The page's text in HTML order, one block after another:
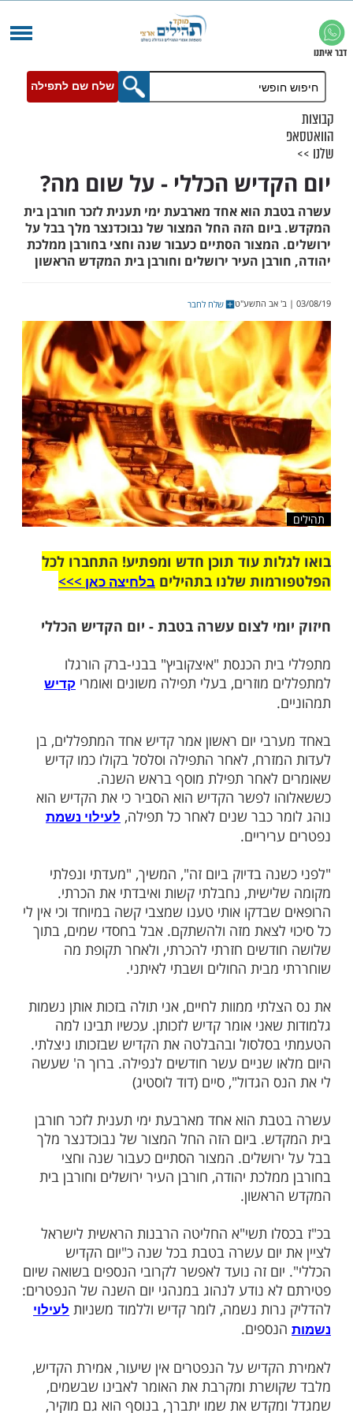
שלח שם לתפילה
הכללי - על שום מה?
הוא אחד מארבעת ימי תענית לזכר חורבן בית
הסתיים כעבור שנה וחצי בחורבן ממלכת
העיר ירושלים וחורבן בית המקדש הראשון
שלח לחבר
עוד תוכן חדש ומפתיע! התחברו לכל
לצום עשרה בטבת - יום הקדיש הכללי
הכנסת "איצקוביץ" בבני-ברק הורגלו
יום ראשון אמר קדיש אחד המתפללים, בן
לאחר התפילה וסלסל בקולו כמו קדיש
לאחר תפילת מוסף בראש השנה.
לפשר הקדיש הוא הסביר כי את הקדיש הוא
כבר שנים לאחר כל תפילה,לעילוי נשמת
בדיוק ביום זה", המשיך, "מעדתי ונפלתי
נחבלתי קשות ואיבדתי את הכרתי.
אותי טענו שמצבי קשה במיוחד וכי אין לי
לצאת מזה ולהשתקם. אבל בחסדי שמים, בתוך
חזרתי להכרתי, ולאחר תקופת מה
החולים ושבתי לאיתני.
ממוות לחיים, אני תולה בזכות אותן נשמות
אומר קדיש לזכותן. עכשיו תבינו למה
ובהבלטה את הקדיש שבזכותו ניצלתי.
שניים עשר חודשים לנפילה. ברוך ה' שעשה
הוא אחד מארבעת ימי תענית לזכר חורבן